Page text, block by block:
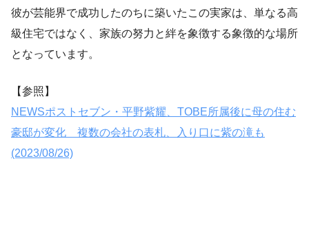
彼が芸能界で成功したのちに築いたこの実家は、単なる高
級住宅ではなく、家族の努力と絆を象徴する象徴的な場所
となっています。
【参照】
NEWSポストセブン・平野紫耀、TOBE所属後に母の住む
豪邸が変化 複数の会社の表札、入り口に紫の滝も
(2023/08/26)